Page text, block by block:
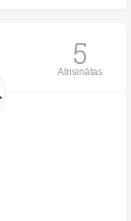
5
Atrisinātas